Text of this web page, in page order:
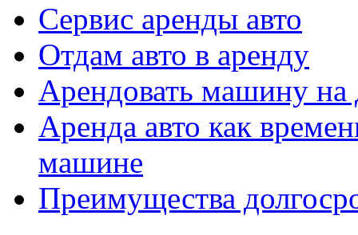
Сервис аренды авто
Отдам авто в аренду
Арендовать машину на
Аренда авто как
машине
Преимущества